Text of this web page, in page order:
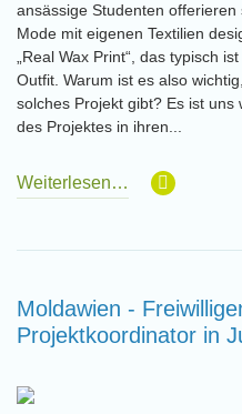
ansässige Studenten
Mode mit eigenen Textilien
„Real Wax Print“, das typisch
Outfit. Warum ist es also
solches Projekt gibt? Es ist
des Projektes in ihren...
Weiterlesen…
Moldawien -
Projektkoordinator in